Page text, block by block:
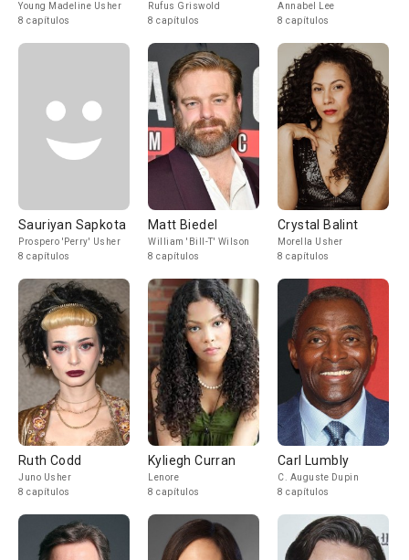
Young Madeline Usher
8 capítulos
Rufus Griswold
8 capítulos
Annabel Lee
8 capítulos
Sauriyan Sapkota
Prospero 'Perry' Usher
8 capítulos
Matt Biedel
William 'Bill-T' Wilson
8 capítulos
Crystal Balint
Morella Usher
8 capítulos
Ruth Codd
Juno Usher
8 capítulos
Kyliegh Curran
Lenore
8 capítulos
Carl Lumbly
C. Auguste Dupin
8 capítulos